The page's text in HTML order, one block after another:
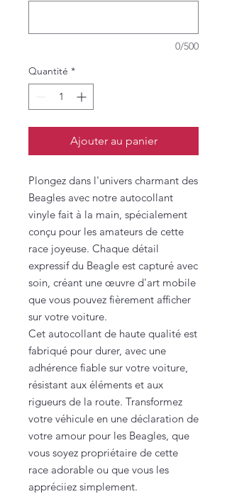
0/500
Quantité *
Ajouter au panier
Plongez dans l'univers charmant des
Beagles avec notre autocollant
vinyle fait à la main, spécialement
conçu pour les amateurs de cette
race joyeuse. Chaque détail
expressif du Beagle est capturé avec
soin, créant une œuvre d'art mobile
que vous pouvez fièrement afficher
sur votre voiture.
Cet autocollant de haute qualité est
fabriqué pour durer, avec une
adhérence fiable sur votre voiture,
résistant aux éléments et aux
rigueurs de la route. Transformez
votre véhicule en une déclaration de
votre amour pour les Beagles, que
vous soyez propriétaire de cette
race adorable ou que vous les
appréciiez simplement.